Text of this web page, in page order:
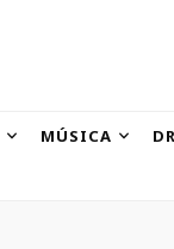
MÚSICA